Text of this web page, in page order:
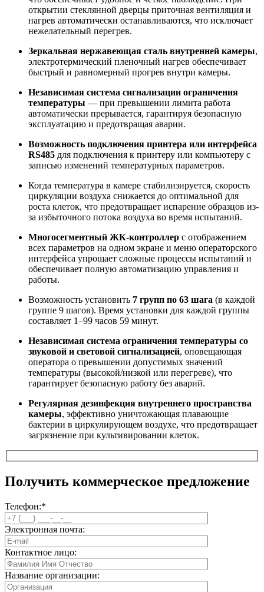
открытии стеклянной дверцы приточная вентиляция и
нагрев автоматически останавливаются, что исключает
нежелательный перегрев.
Зеркальная нержавеющая сталь внутренней камеры,
электротермический пленочный нагрев обеспечивает
быстрый и равномерный прогрев внутри камеры.
Независимая система сигнализации ограничения
температуры — при превышении лимита работа
автоматически прерывается, гарантируя безопасную
эксплуатацию и предотвращая аварии.
Возможность подключения принтера или интерфейса
RS485 для подключения к принтеру или компьютеру с
записью изменений температурных параметров.
Когда температура в камере стабилизируется, скорость
циркуляции воздуха снижается до оптимальной для
роста клеток, что предотвращает испарение образцов из-
за избыточного потока воздуха во время испытаний.
Многосегментный ЖК-контроллер с отображением
всех параметров на одном экране и меню операторского
интерфейса упрощает сложные процессы испытаний и
обеспечивает полную автоматизацию управления и
работы.
Возможность установить 7 групп по 63 шага (в каждой
группе 9 шагов). Время установки для каждой группы
составляет 1–99 часов 59 минут.
Независимая система ограничения температуры со
звуковой и световой сигнализацией, оповещающая
оператора о превышении допустимых значений
температуры (высокой/низкой или перегреве), что
гарантирует безопасную работу без аварий.
Регулярная дезинфекция внутреннего пространства
камеры, эффективно уничтожающая плавающие
бактерии в циркулирующем воздухе, что предотвращает
загрязнение при культивировании клеток.
Получить коммерческое предложение
Телефон:*
Электронная почта:
Контактное лицо:
Название организации: